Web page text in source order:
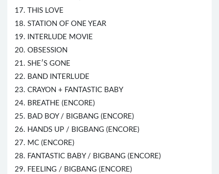
17. THIS LOVE
18. STATION OF ONE YEAR
19. INTERLUDE MOVIE
20. OBSESSION
21. SHE′S GONE
22. BAND INTERLUDE
23. CRAYON + FANTASTIC BABY
24. BREATHE (ENCORE)
25. BAD BOY / BIGBANG (ENCORE)
26. HANDS UP / BIGBANG (ENCORE)
27. MC (ENCORE)
28. FANTASTIC BABY / BIGBANG (ENCORE)
29. FEELING / BIGBANG (ENCORE)